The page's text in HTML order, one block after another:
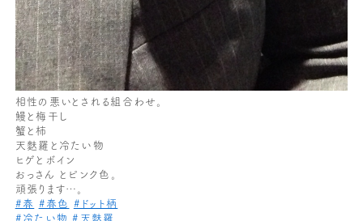
相性の悪いとされる組合わせ。
鰻と梅干し
蟹と柿
天麩羅と冷たい物
ヒゲとボイン
おっさん とピンク色。
頑張ります…。
#春
#春色
#ドット柄
#冷たい物 #天麩羅